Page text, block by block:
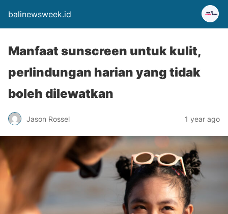
balinewsweek.id
Manfaat sunscreen untuk kulit,
perlindungan harian yang tidak
boleh dilewatkan
Jason Rossel 1 year ago